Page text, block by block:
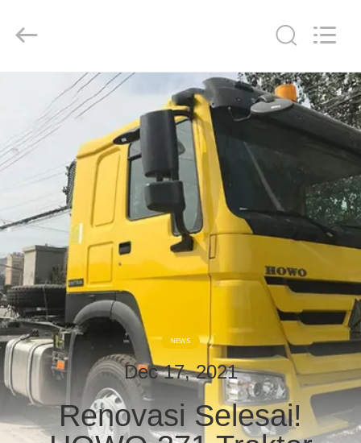
RUMAH
PRODUK
TENTANG
KAMI
TUR
PABRIK
KONTROL
KUALITAS
HUBUNGI
LTD..
NEWS
Dec 17, 2021
Renovasi Selesai!